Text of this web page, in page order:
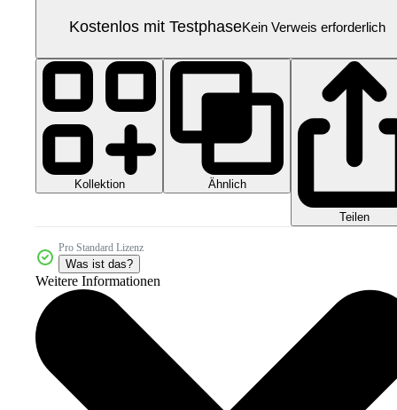
Kostenlos mit TestphaseKein Verweis erforderlich
Kollektion Ähnlich
Teilen
Pro Standard Lizenz
Was ist das?
Weitere Informationen